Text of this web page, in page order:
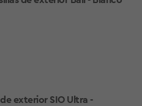
exterior SIO Ultra -